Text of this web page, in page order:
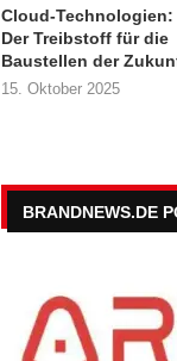
Cloud-Technologien:
Der Treibstoff für die
Baustellen der
15. Oktober 2025
BRANDNEWS.DE